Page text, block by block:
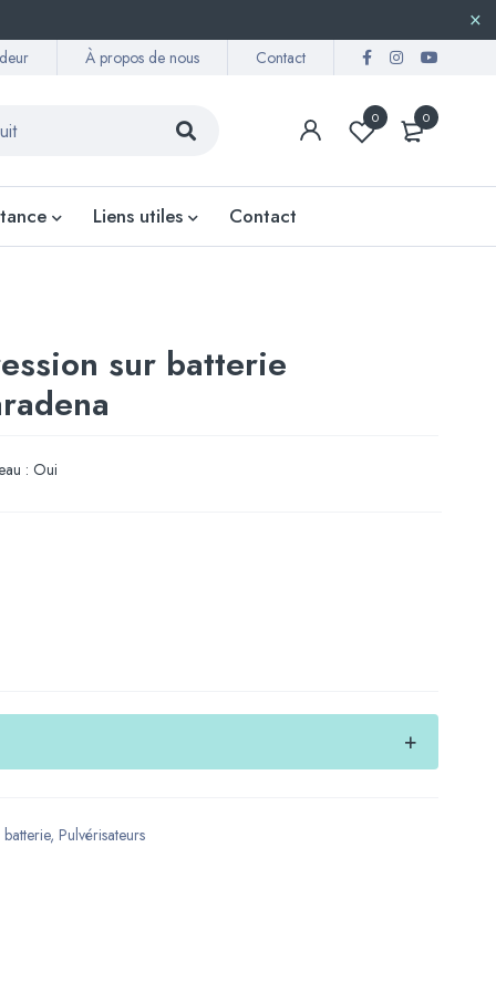
À propos de nous Contact
0
0
Liens utiles Contact
sur batterie
: Oui
,Pulvérisateurs